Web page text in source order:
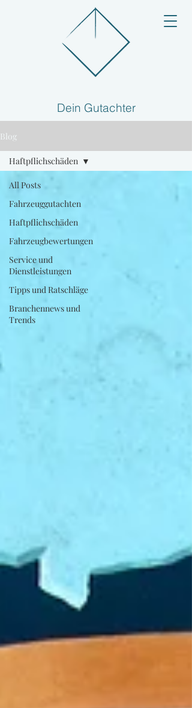
Dein Gutachter
Blog
All Posts
Fahrzeuggutachten
Haftpflichschäden
Fahrzeugbewertungen
Service und
Dienstleistungen
Tipps und Ratschläge
Branchennews und
Trends
Haftpflichschäden